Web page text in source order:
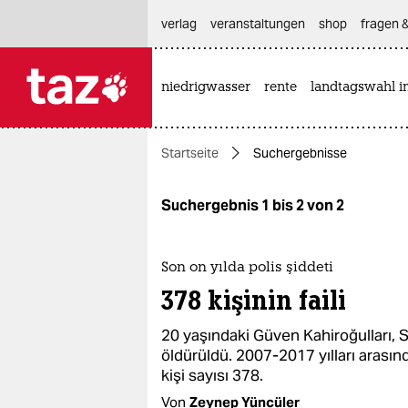
themen
politik
gesellschaft
kultur
sport
verlag
veranstaltungen shop fragen
niedrigwasser rente landtagswahl
Startseite Suchergebnisse
Suchergebnis 1 bis 2 von 2
Son on yılda polis şiddeti
378 kişinin faili
20 yaşındaki Güven Kahiroğulları,
öldürüldü. 2007-2017 yılları
kişi sayısı 378.
Von Zeynep Yüncüler